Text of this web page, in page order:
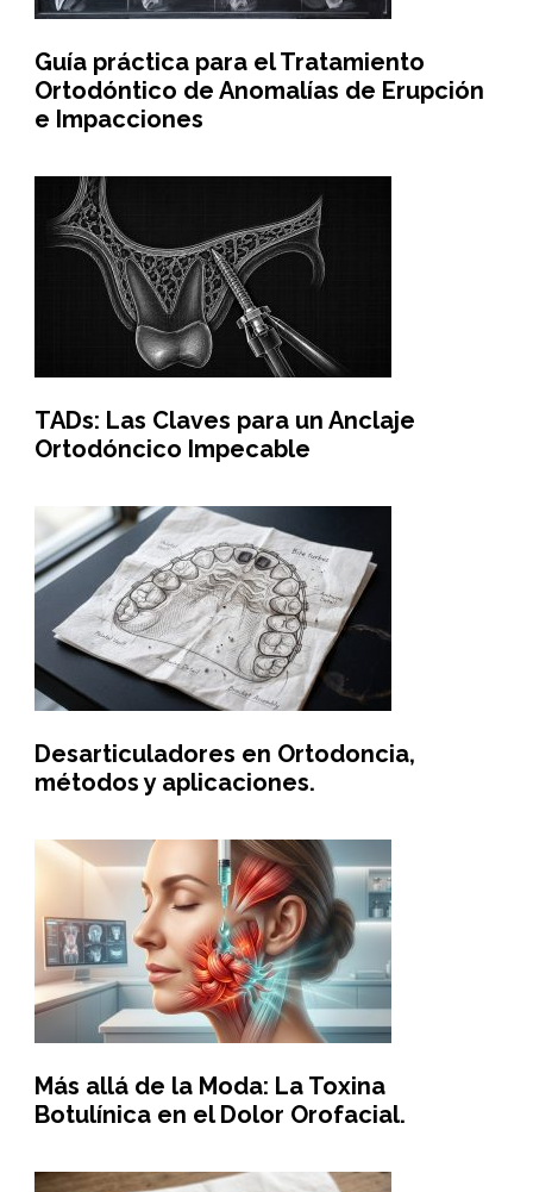
Guía práctica para el Tratamiento
Ortodóntico de Anomalías de Erupción
e Impacciones
TADs: Las Claves para un Anclaje
Ortodóncico Impecable
Desarticuladores en Ortodoncia,
métodos y aplicaciones.
Más allá de la Moda: La Toxina
Botulínica en el Dolor Orofacial.